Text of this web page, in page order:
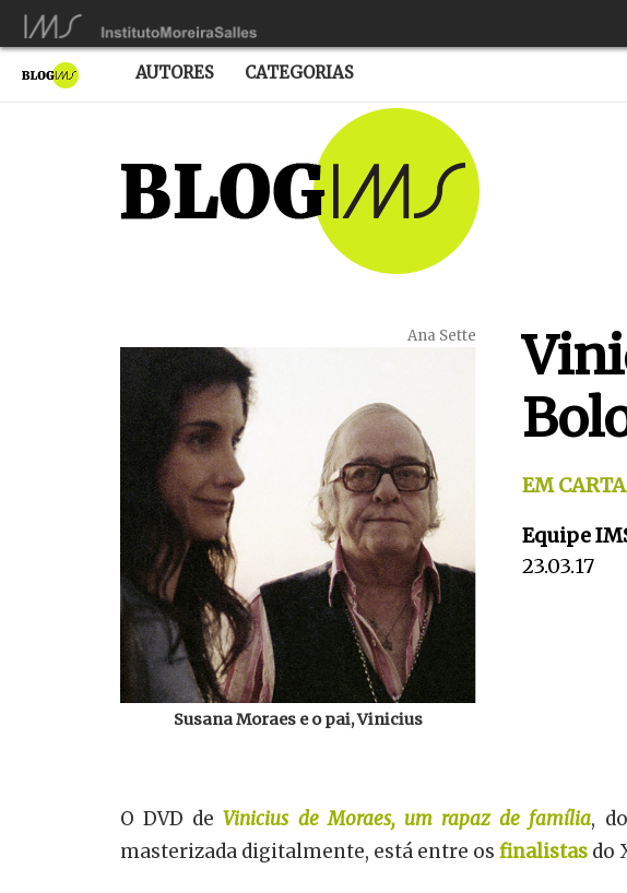
AUTORES CATEGORIAS
Ana Sette
Susana Moraes e o pai, Vinicius
EM
Equipe
23.03.17
O DVD deVinicius de Moraes, um rapaz de família,
masterizada digitalmente, está entre os finalistas do